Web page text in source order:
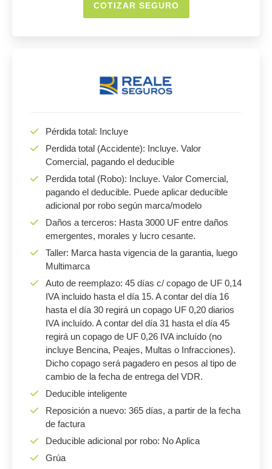
COTIZAR SEGURO
Pérdida total: Incluye
Perdida total (Accidente): Incluye. Valor
Comercial, pagando el deducible
Perdida total (Robo): Incluye. Valor Comercial,
pagando el deducible. Puede aplicar deducible
adicional por robo según marca/modelo
Daños a terceros: Hasta 3000 UF entre daños
emergentes, morales y lucro cesante.
Taller: Marca hasta vigencia de la garantia, luego
Multimarca
Auto de reemplazo: 45 días c/ copago de UF 0,14
IVA incluido hasta el día 15. A contar del día 16
hasta el día 30 regirá un copago UF 0,20 diarios
IVA incluído. A contar del día 31 hasta el día 45
regirá un copago de UF 0,26 IVA incluído (no
incluye Bencina, Peajes, Multas o Infracciones).
Dicho copago será pagadero en pesos al tipo de
cambio de la fecha de entrega del VDR.
Deducible inteligente
Reposición a nuevo: 365 días, a partir de la fecha
de factura
Deducible adicional por robo: No Aplica
Grúa